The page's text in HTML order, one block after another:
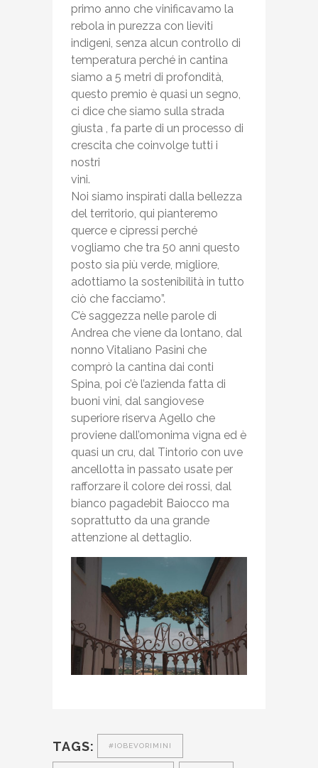
primo anno che vinificavamo la
rebola in purezza con lieviti
indigeni, senza alcun controllo di
temperatura perché in cantina
siamo a 5 metri di profondità,
questo premio è quasi un segno,
ci dice che siamo sulla strada
giusta , fa parte di un processo di
crescita che coinvolge tutti i
nostri
vini.
Noi siamo inspirati dalla bellezza
del territorio, qui pianteremo
querce e cipressi perché
vogliamo che tra 50 anni questo
posto sia più verde, migliore,
adottiamo la sostenibilità in tutto
ciò che facciamo”.
C’è saggezza nelle parole di
Andrea che viene da lontano, dal
nonno Vitaliano Pasini che
comprò la cantina dai conti
Spina, poi c’è l’azienda fatta di
buoni vini, dal sangiovese
superiore riserva Agello che
proviene dall’omonima vigna ed è
quasi un cru, dal Tintorio con uve
ancellotta in passato usate per
rafforzare il colore dei rossi, dal
bianco pagadebit Baiocco ma
soprattutto da una grande
attenzione al dettaglio.
TAGS: #IOBEVORIMINI